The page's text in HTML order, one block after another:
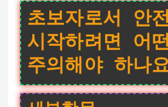
초보자로서 안전
시작하려면 어
주의해야 하나